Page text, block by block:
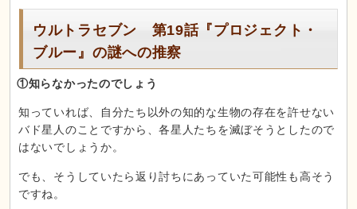
ウルトラセブン 第19話『プロジェクト・
ブルー』の謎への推察
①知らなかったのでしょう
知っていれば、自分たち以外の知的な生物の存在を許せない
バド星人のことですから、各星人たちを滅ぼそうとしたので
はないでしょうか。
でも、そうしていたら返り討ちにあっていた可能性も高そう
ですね。